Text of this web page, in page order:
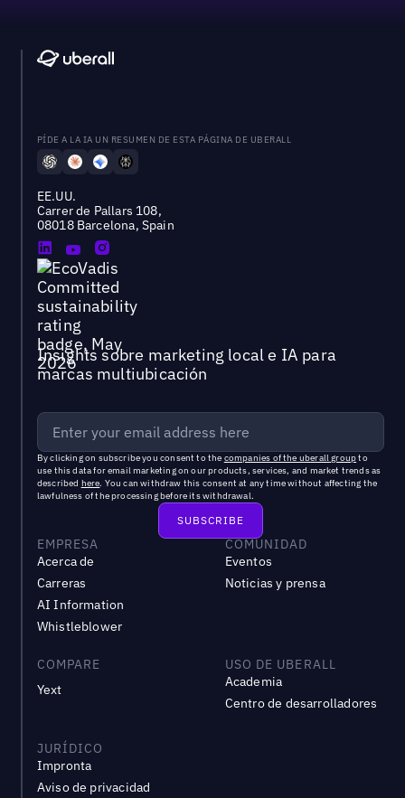
PÍDE A LA IA UN RESUMEN DE ESTA PÁGINA DE UBERALL
EE.UU.
Carrer de Pallars 108,
08018 Barcelona, Spain
Insights sobre marketing local e IA para
marcas multiubicación
By clicking on subscribe you consent to the companies of the uberall groupto
use this data for email marketing on our products, services, and market trends as
described here. You can withdraw this consent at any time without affecting the
lawfulness of the processing before its withdrawal.
EMPRESA
Acerca de
Carreras
AI Information
Whistleblower
COMUNIDAD
Eventos
Noticias y prensa
COMPARE
Yext
USO DE UBERALL
Academia
Centro de desarrolladores
JURÍDICO
Impronta
Aviso de privacidad